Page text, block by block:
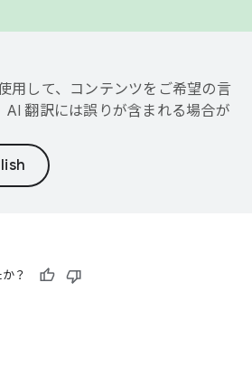
用して、コンテンツをご希望の言
AI 翻訳には誤りが含まれる場合が
？